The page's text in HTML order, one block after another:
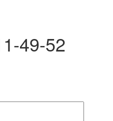
49-52